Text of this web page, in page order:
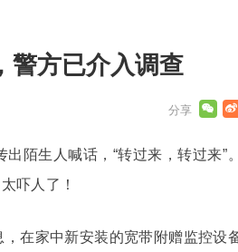
警方已介入调查
陌生人喊话，“转过来，转过来”
吓人了！
在家中新安装的宽带附赠监控设